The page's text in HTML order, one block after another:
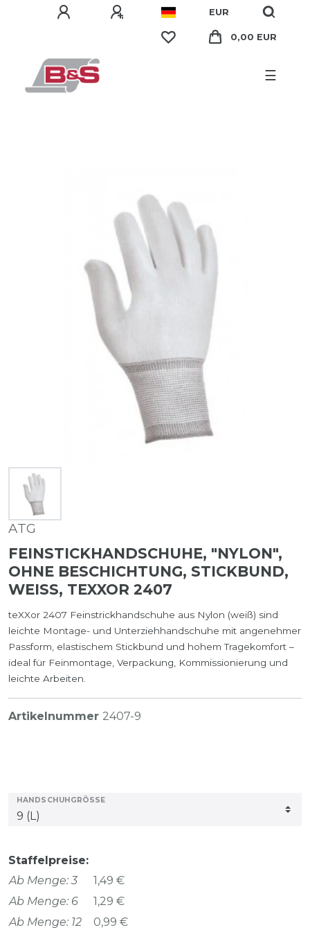
EUR
0,00 EUR
☰
ATG
FEINSTICKHANDSCHUHE, "NYLON",
OHNE BESCHICHTUNG, STICKBUND,
WEISS, TEXXOR 2407
teXXor 2407 Feinstrickhandschuhe aus Nylon (weiß) sind
leichte Montage- und Unterziehhandschuhe mit angenehmer
Passform, elastischem Stickbund und hohem Tragekomfort –
ideal für Feinmontage, Verpackung, Kommissionierung und
leichte Arbeiten.
Artikelnummer 2407-9
HANDSCHUHGRÖSSE
Staffelpreise:
Ab Menge: 3
1,49 €
Ab Menge: 6
1,29 €
Ab Menge: 12
0,99 €